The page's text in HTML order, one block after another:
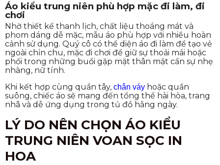
Áo kiểu trung niên phù hợp mặc đi làm, đi
chơi
Nhờ thiết kế thanh lịch, chất liệu thoáng mát và
phom dáng dễ mặc, mẫu áo phù hợp với nhiều hoàn
cảnh sử dụng. Quý cô có thể diện áo đi làm để tạo vẻ
ngoài chỉn chu, mặc đi chơi để giữ sự thoải mái hoặc
phối trong những buổi gặp mặt thân mật cần sự nhẹ
nhàng, nữ tính.
Khi kết hợp cùng quần tây, chân váy hoặc quần
suông, chiếc áo sẽ mang đến tổng thể hài hòa, trang
nhã và dễ ứng dụng trong tủ đồ hằng ngày.
LÝ DO NÊN CHỌN ÁO KIỂU
TRUNG NIÊN VOAN SỌC IN
HOA